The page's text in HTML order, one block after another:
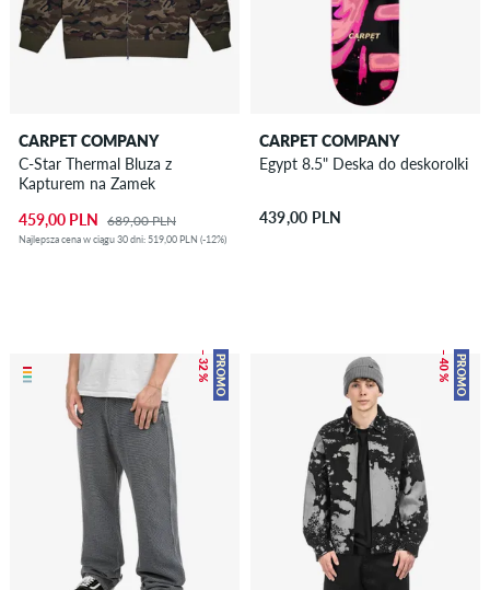
CARPET COMPANY
C-Star Thermal Bluza z
Kapturem na Zamek
459,00 PLN 689,00 PLN
Najlepsza cena w ciągu 30 dni: 519,00 PLN (-12%)
CARPET COMPANY
Egypt 8.5" Deska do deskorolki
439,00 PLN
PROMO
– 32 % PROMO
– 40 %